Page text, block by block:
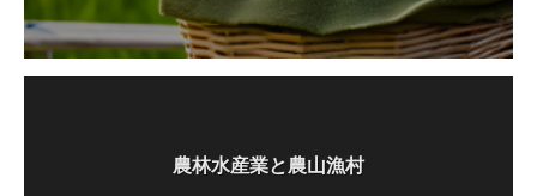
農林水産業と農山漁村